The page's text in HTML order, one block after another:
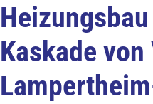
Kaskade